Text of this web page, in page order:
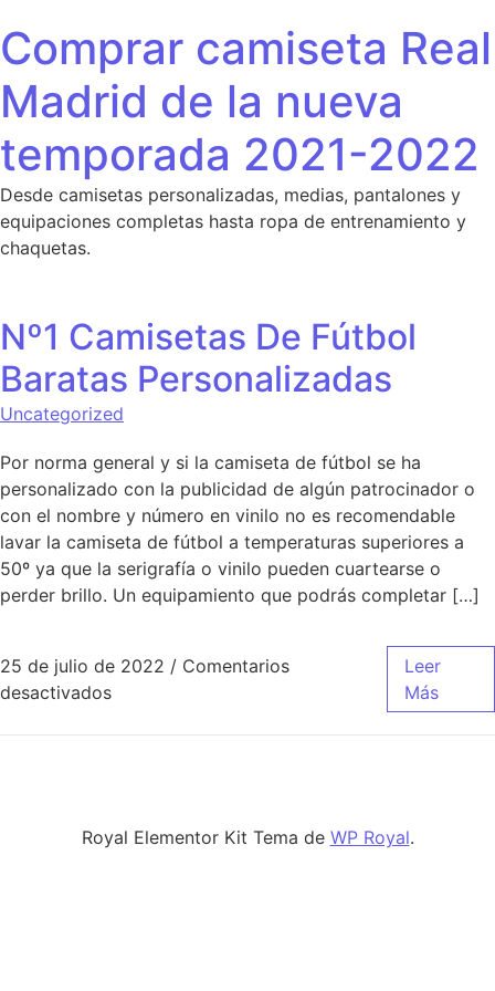
Comprar camiseta Real
Madrid de la nueva
temporada 2021-2022
Desde camisetas personalizadas, medias, pantalones y
equipaciones completas hasta ropa de entrenamiento y
chaquetas.
Nº1 Camisetas De Fútbol
Baratas Personalizadas
Uncategorized
Por norma general y si la camiseta de fútbol se ha
personalizado con la publicidad de algún patrocinador o
con el nombre y número en vinilo no es recomendable
lavar la camiseta de fútbol a temperaturas superiores a
50º ya que la serigrafía o vinilo pueden cuartearse o
perder brillo. Un equipamiento que podrás completar […]
25 de julio de 2022 / Comentarios
desactivadosen Nº1 Camisetas De Fútbol Baratas
Leer
Más
Royal Elementor Kit Tema de WP Royal.